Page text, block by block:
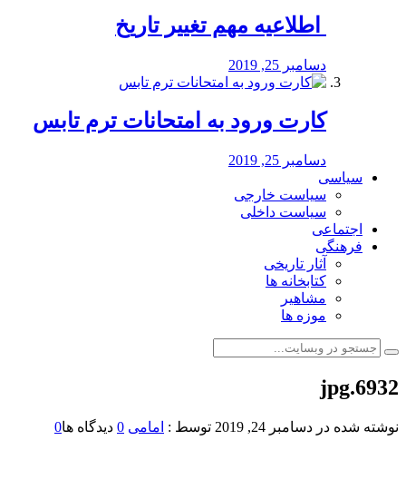
️ اطلاعیه مهم تغییر تاریخ
دسامبر 25, 2019
کارت ورود به امتحانات ترم تابس
دسامبر 25, 2019
سیاسی
سیاست خارجی
سیاست داخلی
اجتماعی
فرهنگی
آثار تاریخی
کتابخانه ها
مشاهیر
موزه ها
6932.jpg
نوشته شده در دسامبر 24, 2019 توسط : امامی 0 دیدگاه ها0